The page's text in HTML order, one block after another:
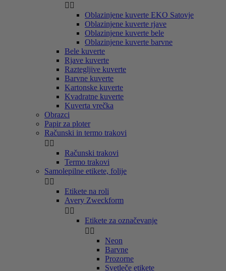
 
Oblazinjene kuverte EKO Satovje
Oblazinjene kuverte rjave
Oblazinjene kuverte bele
Oblazinjene kuverte barvne
Bele kuverte
Rjave kuverte
Raztegljive kuverte
Barvne kuverte
Kartonske kuverte
Kvadratne kuverte
Kuverta vrečka
Obrazci
Papir za ploter
Računski in termo trakovi
 
Računski trakovi
Termo trakovi
Samolepilne etikete, folije
 
Etikete na roli
Avery Zweckform
 
Etikete za označevanje
 
Neon
Barvne
Prozorne
Svetleče etikete